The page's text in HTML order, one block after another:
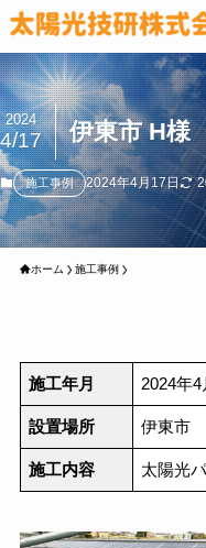
伊東市 H
2024
4/17
施工事例 2024年4月17日
ホーム 施工事例
施工年月 2024年4
設置場所 伊東市
施工内容 太陽光